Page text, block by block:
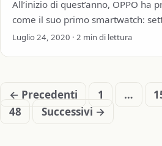
All’inizio di quest’anno, OPPO ha
come il suo primo smartwatch:
questo smartwatch riceverà un
Luglio 24, 2020 · 2 min di lettura
← Precedenti 1 …
48
Successivi →